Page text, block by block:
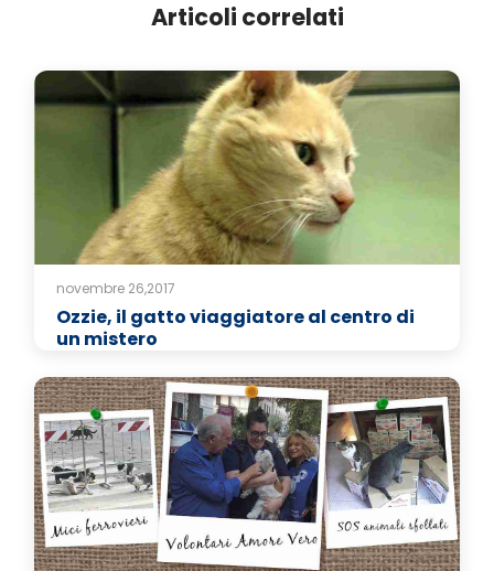
Articoli correlati
novembre 26,2017
Ozzie, il gatto viaggiatore al centro di
un mistero